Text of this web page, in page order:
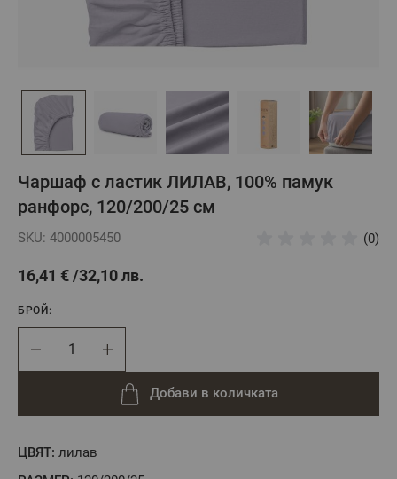
Чаршаф с ластик ЛИЛАВ, 100% памук
ранфорс, 120/200/25 см
SKU: 4000005450 (0)
16,41 € 32,10 лв.
ЦВЯТ: лилав
БРОЙ:
Добави в количката